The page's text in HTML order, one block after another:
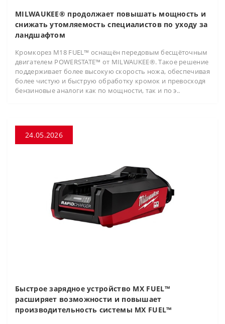
MILWAUKEE® продолжает повышать мощность и
снижать утомляемость специалистов по уходу за
ландшафтом
Кромкорез M18 FUEL™ оснащён передовым бесщёточным
двигателем POWERSTATE™ от MILWAUKEE®. Такое решение
поддерживает более высокую скорость ножа, обеспечивая
более чистую и быструю обработку кромок и превосходя
бензиновые аналоги как по мощности, так и по э..
24.05.2026
Быстрое зарядное устройство MX FUEL™
расширяет возможности и повышает
производительность системы MX FUEL™